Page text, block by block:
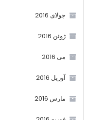
جولای 2016
ژوئن 2016
می 2016
آوریل 2016
مارس 2016